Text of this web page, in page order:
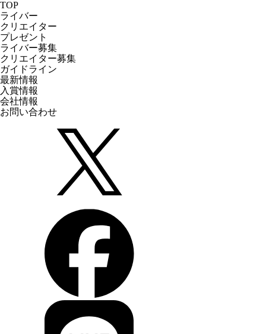
TOP
ライバー
クリエイター
プレゼント
ライバー募集
クリエイター募集
ガイドライン
最新情報
入賞情報
会社情報
お問い合わせ